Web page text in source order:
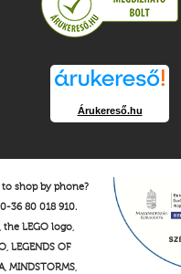
Árukereső.hu
to shop by phone?
36 80 018 910.
the LEGO logo,
LEGENDS OF
MINDSTORMS,